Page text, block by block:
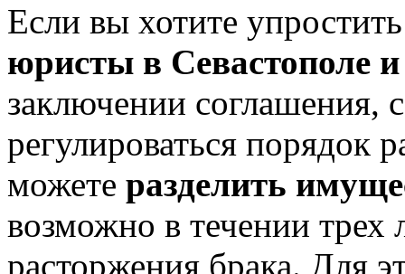
Если вы хотите
юристы в Севастополе
заключении соглашения,
регулироваться порядок
можете разделить
возможно в течении трех
расторжения брака. Для